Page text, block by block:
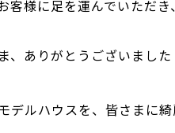
客様に足を運んでいただ
、ありがとうございました
デルハウスを、皆さまに